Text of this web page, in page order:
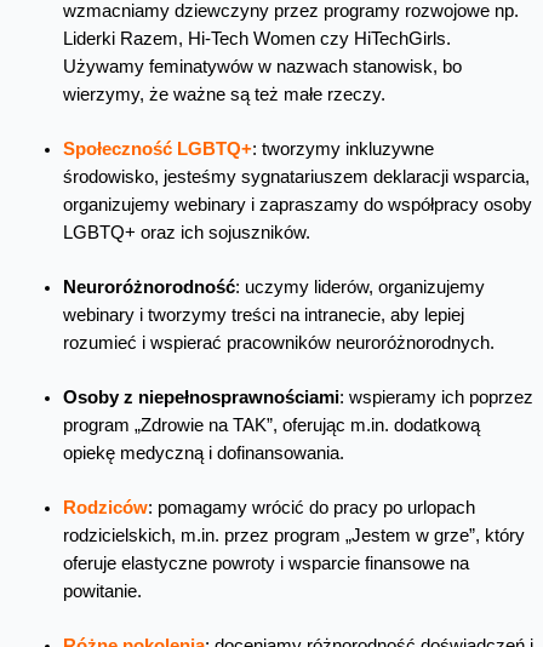
wzmacniamy dziewczyny przez programy rozwojowe np.
Liderki Razem, Hi-Tech Women czy HiTechGirls.
Używamy feminatywów w nazwach stanowisk, bo
wierzymy, że ważne są też małe rzeczy.
Społeczność LGBTQ+: tworzymy inkluzywne
środowisko, jesteśmy sygnatariuszem deklaracji wsparcia,
organizujemy webinary i zapraszamy do współpracy osoby
LGBTQ+ oraz ich sojuszników.
Neuroróżnorodność: uczymy liderów, organizujemy
webinary i tworzymy treści na intranecie, aby lepiej
rozumieć i wspierać pracowników neuroróżnorodnych.
Osoby z niepełnosprawnościami: wspieramy ich poprzez
program „Zdrowie na TAK”, oferując m.in. dodatkową
opiekę medyczną i dofinansowania.
Rodziców: pomagamy wrócić do pracy po urlopach
rodzicielskich, m.in. przez program „Jestem w grze”, który
oferuje elastyczne powroty i wsparcie finansowe na
powitanie.